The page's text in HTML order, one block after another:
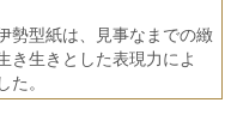
勢型紙は、見事なまでの緻
き生きとした表現力によ
た。